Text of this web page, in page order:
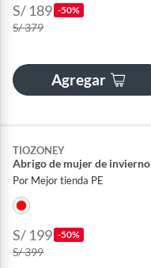
S/ 189 -50%
S/ 379
Agregar
TIOZONEY
Abrigo de mujer de invierno
Por Mejor tienda PE
S/ 199 -50%
S/ 399